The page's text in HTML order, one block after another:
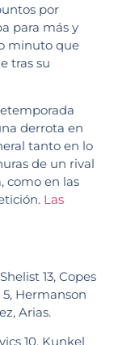
por
para más y
minuto que
tras su
derrota en
tanto en lo
de un rival
como en las
Las
13, Copes
Hermanson
Arias.
10, Kunkel